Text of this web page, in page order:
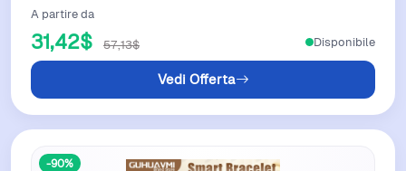
A partire da
31,42$ 57,13$
Vedi Offerta
Disponibile
-90%